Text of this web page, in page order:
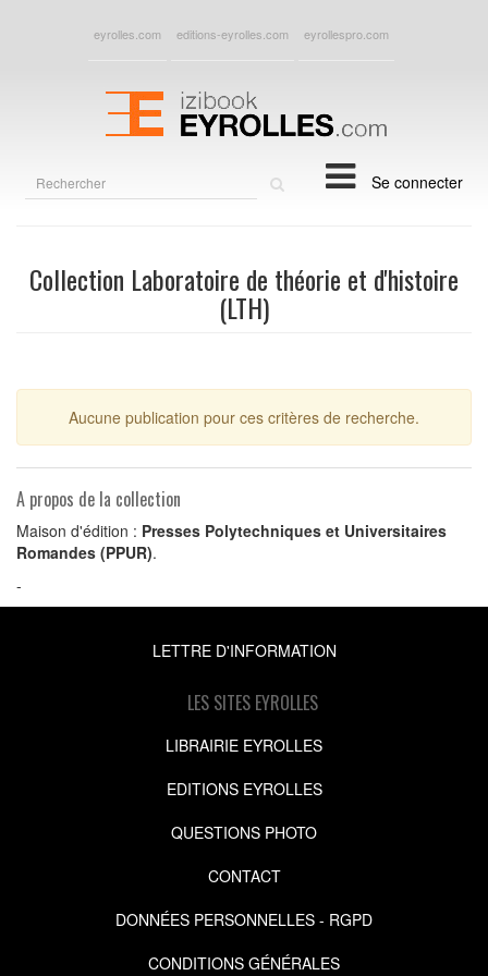
eyrolles.com editions-eyrolles.com eyrollespro.com
Se connecter
Collection Laboratoire de théorie et d'histoire
(LTH)
Aucune publication pour ces critères de recherche.
A propos de la collection
Maison d'édition : Presses Polytechniques et Universitaires
Romandes (PPUR).
-
LETTRE D'INFORMATION
LES SITES EYROLLES
LIBRAIRIE EYROLLES
EDITIONS EYROLLES
QUESTIONS PHOTO
CONTACT
DONNÉES PERSONNELLES - RGPD
CONDITIONS GÉNÉRALES